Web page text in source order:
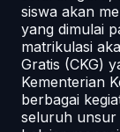
siswa akan
yang dimulai
matrikulasi
Gratis (CKG)
Kementerian
berbagai
seluruh unsur